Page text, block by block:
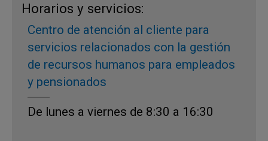
Horarios y servicios:
Centro de atención al cliente para
servicios relacionados con la gestión
de recursos humanos para empleados
y pensionados
De lunes a viernes de 8:30 a 16:30